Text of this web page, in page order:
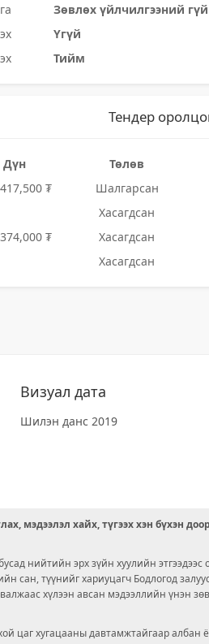
Зөвлөх үйлчилгээний
Үгүй
Тийм
Тендер
Дүн Төлөв
₮
Шалгарсан
Хасагдсан
₮
Хасагдсан
Хасагдсан
Визуал дата
Шилэн данс 2019
мэдээлэл хайх, түгээх хэн бүхэн
нийтийн эрх зүйн хуулийн
сан, түүнийг хариуцагч Бодлогод
хүлээн авсан мэдээллийн үнэн
хугацааны давтамжтайгаар албан